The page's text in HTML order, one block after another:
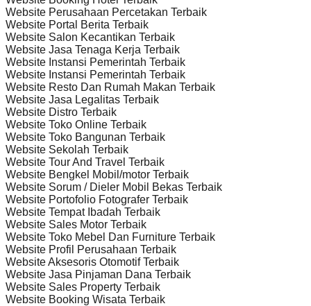
Website Perusahaan Percetakan Terbaik
Website Portal Berita Terbaik
Website Salon Kecantikan Terbaik
Website Jasa Tenaga Kerja Terbaik
Website Instansi Pemerintah Terbaik
Website Instansi Pemerintah Terbaik
Website Resto Dan Rumah Makan Terbaik
Website Jasa Legalitas Terbaik
Website Distro Terbaik
Website Toko Online Terbaik
Website Toko Bangunan Terbaik
Website Sekolah Terbaik
Website Tour And Travel Terbaik
Website Bengkel Mobil/motor Terbaik
Website Sorum / Dieler Mobil Bekas Terbaik
Website Portofolio Fotografer Terbaik
Website Tempat Ibadah Terbaik
Website Sales Motor Terbaik
Website Toko Mebel Dan Furniture Terbaik
Website Profil Perusahaan Terbaik
Website Aksesoris Otomotif Terbaik
Website Jasa Pinjaman Dana Terbaik
Website Sales Property Terbaik
Website Booking Wisata Terbaik